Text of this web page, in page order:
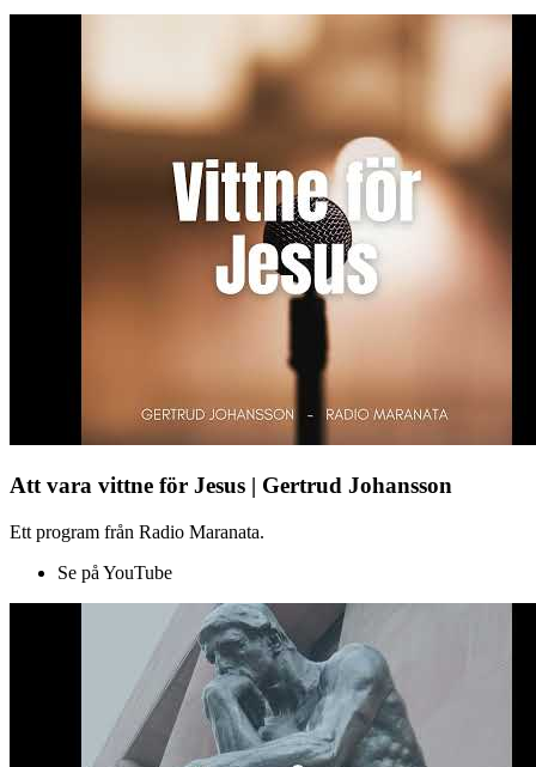
Att vara vittne för Jesus | Gertrud Johansson
Ett program från Radio Maranata.
Se på YouTube